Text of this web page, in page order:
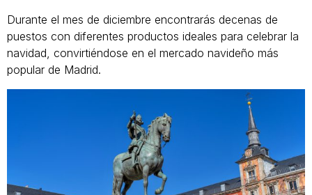
Durante el mes de diciembre encontrarás decenas de
puestos con diferentes productos ideales para celebrar la
navidad, convirtiéndose en el mercado navideño más
popular de Madrid.